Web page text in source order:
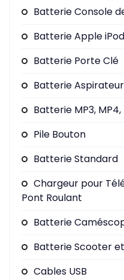
Batterie Console
Batterie Apple iPod
Batterie Porte Clé
Batterie
Batterie MP3,
Pile Bouton
Batterie Standard
Chargeur pour
Pont Roulant
Batterie
Batterie Scooter
Cables USB